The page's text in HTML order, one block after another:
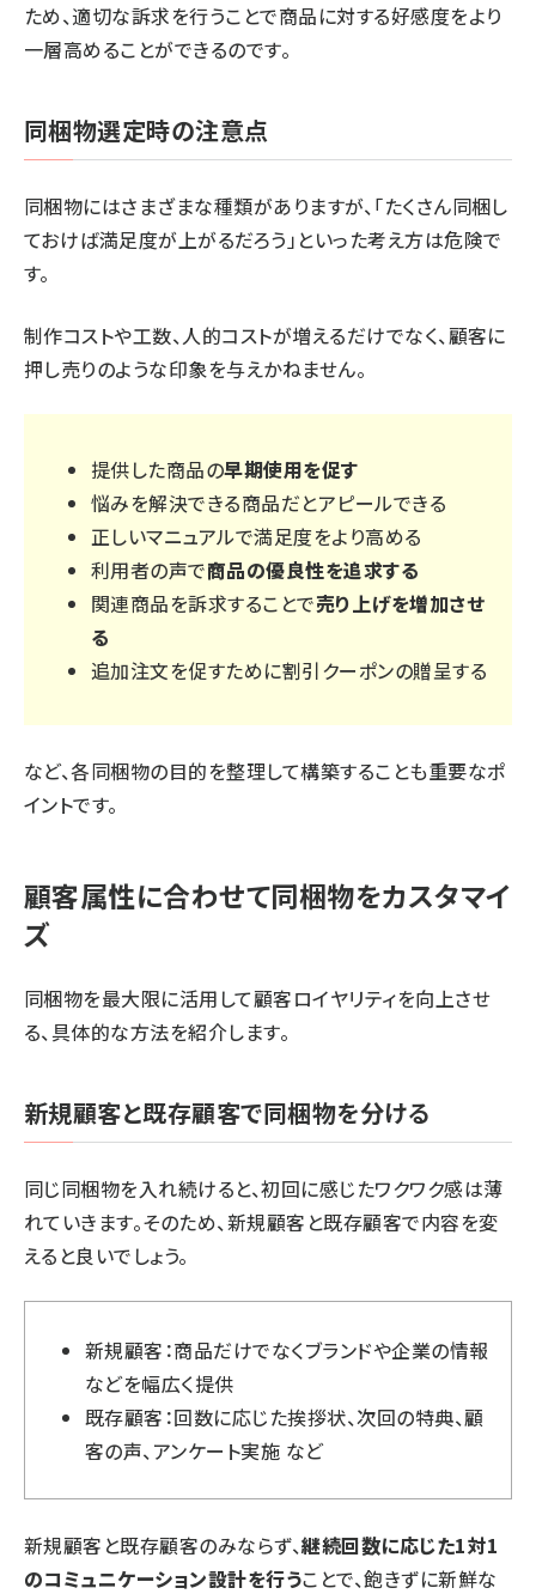
ため、適切な訴求を行うことで商品に対する好感度をより
一層高めることができるのです。
同梱物選定時の注意点
同梱物にはさまざまな種類がありますが、「たくさん同梱し
ておけば満足度が上がるだろう」といった考え方は危険で
す。
制作コストや工数、人的コストが増えるだけでなく、顧客に
押し売りのような印象を与えかねません。
提供した商品の早期使用を促す
悩みを解決できる商品だとアピールできる
正しいマニュアルで満足度をより高める
利用者の声で商品の優良性を追求する
関連商品を訴求することで売り上げを増加させ
る
追加注文を促すために割引クーポンの贈呈する
など、各同梱物の目的を整理して構築することも重要なポ
イントです。
顧客属性に合わせて同梱物をカスタマイ
ズ
同梱物を最大限に活用して顧客ロイヤリティを向上させ
る、具体的な方法を紹介します。
新規顧客と既存顧客で同梱物を分ける
同じ同梱物を入れ続けると、初回に感じたワクワク感は薄
れていきます。そのため、新規顧客と既存顧客で内容を変
えると良いでしょう。
新規顧客：商品だけでなくブランドや企業の情報
などを幅広く提供
既存顧客：回数に応じた挨拶状、次回の特典、顧
客の声、アンケート実施 など
新規顧客と既存顧客のみならず、継続回数に応じた1対1
のコミュニケーション設計を行うことで、飽きずに新鮮な